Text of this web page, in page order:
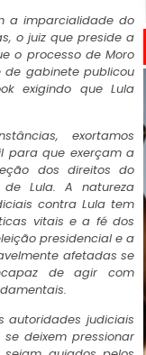
a imparcialidade do
o juiz que preside a
o processo de Moro
de gabinete publicou
exigindo que Lula
exortamos
para que exerçam a
dos direitos do
Lula. A natureza
contra Lula tem
vitais e a fé dos
presidencial e a
afetadas se
de agir com
autoridades judiciais
deixem pressionar